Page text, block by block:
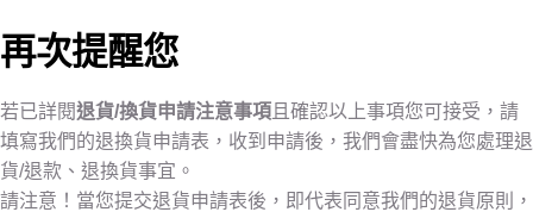
再次提醒您
若已詳閱退貨/換貨申請注意事項 且確認以上事項您可接受，請
填寫我們的退換貨申請表，收到申請後，我們會盡快為您處理退
貨/退款、退換貨事宜。
請注意！當您提交退貨申請表後，即代表同意我們的退貨原則，